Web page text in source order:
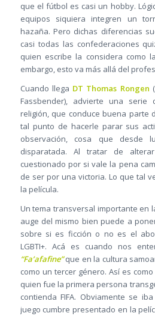
que el fútbol es casi un hobby.
equipos siquiera integren un
hazaña. Pero dichas diferencias
casi todas las confederaciones
quien escribe la considera como
embargo, esto va más allá del
Cuando llega DT Thomas Rongen
Fassbender), advierte una serie
religión, que conduce buena parte
tal punto de hacerle parar sus
observación, cosa que desde
disparatada. Al tratar de
cuestionado por si vale la pena
de ser por una victoria. Lo que tal
la película.
Un tema transversal importante en
auge del mismo bien puede a
sobre si es ficción o no es el
LGBTI+. Acá es cuando nos
“Fa’afafine” que en la cultura
como un tercer género. Así es
quien fue la primera persona
contienda FIFA. Obviamente se
juego cumbre presentado en la